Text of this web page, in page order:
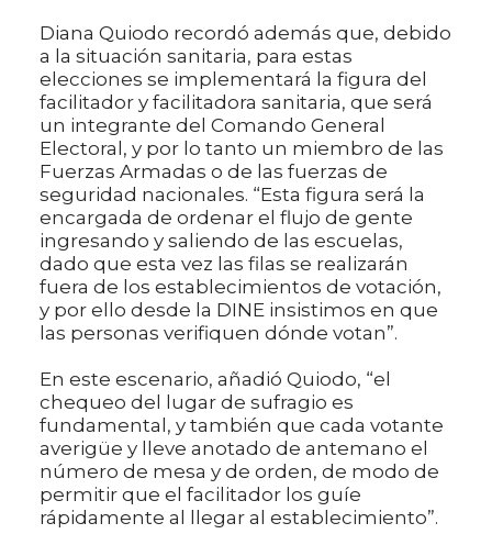
Diana Quiodo recordó además que, debido
a la situación sanitaria, para estas
elecciones se implementará la figura del
facilitador y facilitadora sanitaria, que será
un integrante del Comando General
Electoral, y por lo tanto un miembro de las
Fuerzas Armadas o de las fuerzas de
seguridad nacionales. “Esta figura será la
encargada de ordenar el flujo de gente
ingresando y saliendo de las escuelas,
dado que esta vez las filas se realizarán
fuera de los establecimientos de votación,
y por ello desde la DINE insistimos en que
las personas verifiquen dónde votan”.
En este escenario, añadió Quiodo, “el
chequeo del lugar de sufragio es
fundamental, y también que cada votante
averigüe y lleve anotado de antemano el
número de mesa y de orden, de modo de
permitir que el facilitador los guíe
rápidamente al llegar al establecimiento”.